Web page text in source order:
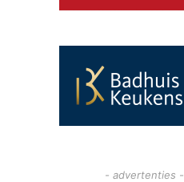
- advertenties -